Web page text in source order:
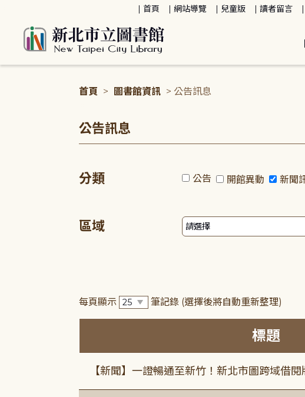
首頁 網站導覽 兒童版 讀者留言
首頁 > 圖書館資訊 > 公告訊息
公告訊息
分類 公告 開館異動 新聞
區域
每頁顯示 筆記錄 (選擇後將自動重新整理)
標題
【新聞】一證暢通至新竹！新北市圖跨域借